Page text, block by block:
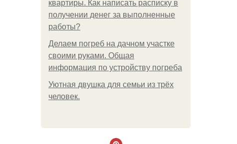
квартиры. Как написать расписку в
получении денег за выполненные
работы?
Делаем погреб на дачном участке
своими руками. Общая
информация по устройству погреба
Уютная двушка для семьи из трёх
человек.